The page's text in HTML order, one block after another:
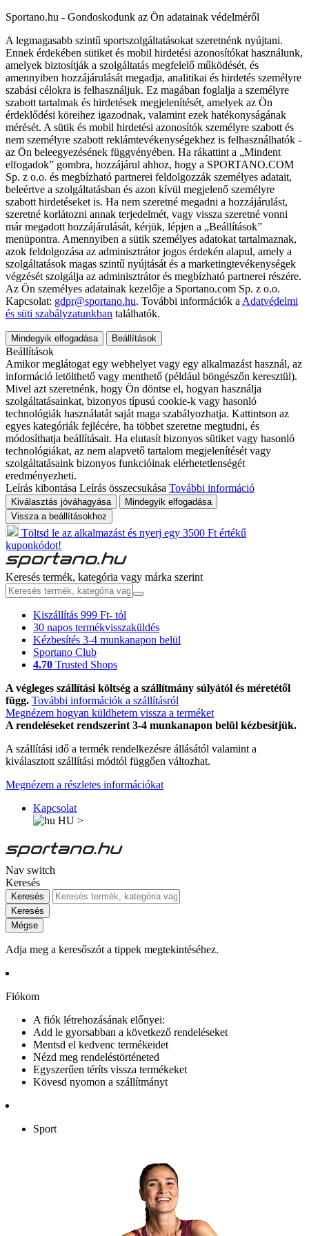
Sportano.hu - Gondoskodunk az Ön adatainak védelméről
A legmagasabb szintű sportszolgáltatásokat szeretnénk nyújtani.
Ennek érdekében sütiket és mobil hirdetési azonosítókat használunk,
amelyek biztosítják a szolgáltatás megfelelő működését, és
amennyiben hozzájárulását megadja, analitikai és hirdetés személyre
szabási célokra is felhasználjuk. Ez magában foglalja a személyre
szabott tartalmak és hirdetések megjelenítését, amelyek az Ön
érdeklődési köreihez igazodnak, valamint ezek hatékonyságának
mérését. A sütik és mobil hirdetési azonosítók személyre szabott és
nem személyre szabott reklámtevékenységekhez is felhasználhatók -
az Ön beleegyezésének függvényében. Ha rákattint a „Mindent
elfogadok” gombra, hozzájárul ahhoz, hogy a SPORTANO.COM
Sp. z o.o. és megbízható partnerei feldolgozzák személyes adatait,
beleértve a szolgáltatásban és azon kívül megjelenő személyre
szabott hirdetéseket is. Ha nem szeretné megadni a hozzájárulást,
szeretné korlátozni annak terjedelmét, vagy vissza szeretné vonni
már megadott hozzájárulását, kérjük, lépjen a „Beállítások”
menüpontra. Amennyiben a sütik személyes adatokat tartalmaznak,
azok feldolgozása az adminisztrátor jogos érdekén alapul, amely a
szolgáltatások magas szintű nyújtását és a marketingtevékenységek
végzését szolgálja az adminisztrátor és megbízható partnerei részére.
Az Ön személyes adatainak kezelője a Sportano.com Sp. z o.o.
Kapcsolat: gdpr@sportano.hu. További információk a Adatvédelmi
és süti szabályzatunkban találhatók.
Mindegyik elfogadása Beállítások
Beállítások
Amikor meglátogat egy webhelyet vagy egy alkalmazást használ, az
információ letölthető vagy menthető (például böngészőn keresztül).
Mivel azt szeretnénk, hogy Ön döntse el, hogyan használja
szolgáltatásainkat, bizonyos típusú cookie-k vagy hasonló
technológiák használatát saját maga szabályozhatja. Kattintson az
egyes kategóriák fejlécére, ha többet szeretne megtudni, és
módosíthatja beállításait. Ha elutasít bizonyos sütiket vagy hasonló
technológiákat, az nem alapvető tartalom megjelenítését vagy
szolgáltatásaink bizonyos funkcióinak elérhetetlenségét
eredményezheti.
Leírás kibontása Leírás összecsukása További információ
Kiválasztás jóváhagyása
Mindegyik elfogadása
Vissza a beállításokhoz
Töltsd le az alkalmazást és nyerj egy 3500 Ft értékű
kuponkódot!
Keresés termék, kategória vagy márka szerint
Kiszállítás 999 Ft- tól
30 napos termékvisszaküldés
Kézbesítés 3-4 munkanapon belül
Sportano Club
4.70 Trusted Shops
A végleges szállítási költség a szállítmány súlyától és méretétől
függ. További információk a szállításról
Megnézem hogyan küldhetem vissza a terméket
A rendeléseket rendszerint 3-4 munkanapon belül kézbesítjük.
A szállítási idő a termék rendelkezésre állásától valamint a
kiválasztott szállítási módtól függően változhat.
Megnézem a részletes információkat
Kapcsolat
HU >
Nav switch
Keresés
Keresés
Keresés
Mégse
Adja meg a keresőszót a tippek megtekintéséhez.
Fiókom
A fiók létrehozásának előnyei:
Add le gyorsabban a következő rendeléseket
Mentsd el kedvenc termékeidet
Nézd meg rendeléstörténeted
Egyszerűen téríts vissza termékeket
Kövesd nyomon a szállítmányt
Sport